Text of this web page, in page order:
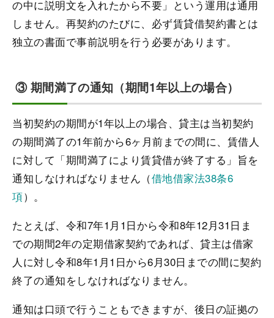
の中に説明文を入れたから不要」という運用は通用
しません。再契約のたびに、必ず賃貸借契約書とは
独立の書面で事前説明を行う必要があります。
③ 期間満了の通知（期間1年以上の場合）
当初契約の期間が1年以上の場合、貸主は当初契約
の期間満了の1年前から6ヶ月前までの間に、賃借人
に対して「期間満了により賃貸借が終了する」旨を
通知しなければなりません（借地借家法38条6
項）。
たとえば、令和7年1月1日から令和8年12月31日ま
での期間2年の定期借家契約であれば、貸主は借家
人に対し令和8年1月1日から6月30日までの間に契約
終了の通知をしなければなりません。
通知は口頭で行うこともできますが、後日の証拠の